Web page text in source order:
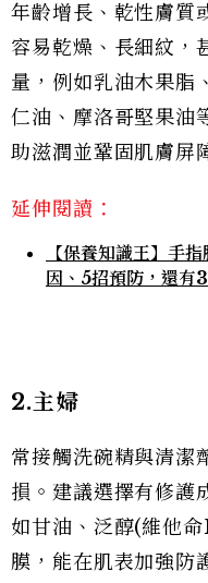
年齡增長、乾性膚質
容易乾燥、長細紋，
量，例如乳油木果脂
仁油、摩洛哥堅果油
助滋潤並鞏固肌膚屏
延伸閱讀：
【保養知識王】手
因、5招預防，還有
2.主婦
常接觸洗碗精與清潔
損。建議選擇有修護
如甘油、泛醇(維他
膜，能在肌表加強防